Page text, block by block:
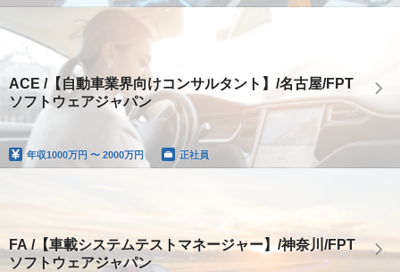
ACE /【自動車業界向けコンサルタント】/名古屋/FPT
ソフトウェアジャパン
年収1000万円 〜 2000万円 正社員
FA /【車載システムテストマネージャー】/神奈川/FPT
ソフトウェアジャパン